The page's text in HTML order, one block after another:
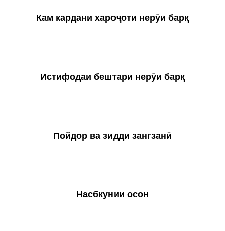
Кам кардани хароҷоти нерӯи барқ
Истифодаи бештари нерӯи барқ
Пойдор ва зидди зангзанӣ
Насбкунии осон